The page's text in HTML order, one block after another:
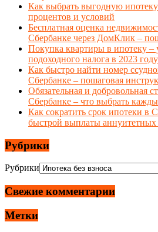
Как выбрать выгодную
процентов и условий
Бесплатная оценка
Сбербанке через ДомКлик –
Покупка квартиры в ипотеку –
подоходного налога в 2023 году
Как быстро найти номер
Сбербанке – пошаговая
Обязательная и добровольная
Сбербанке – что выбрать
Как сократить срок ипотеки в
быстрой выплаты аннуитетных
Рубрики
Рубрики
Свежие комментарии
Метки